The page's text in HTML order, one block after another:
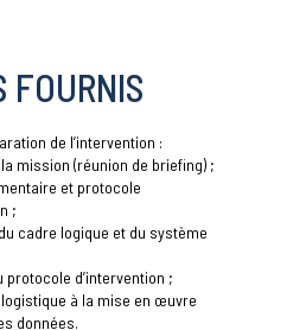
FOURNIS
de l’intervention :
mission (réunion de briefing) ;
et protocole
;
cadre logique et du système
protocole d’intervention ;
à la mise en œuvre
données.